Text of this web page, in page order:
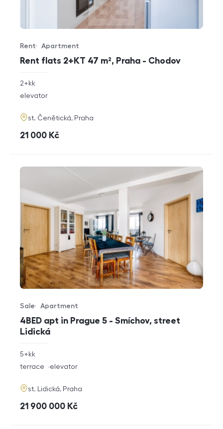
Rent flats 2+KT 47 m², Praha - Chodov
Offer type
Rent
Property type
Apartment
rozměry
2+kk
funkce
elevator
adresa
st. Čenětická, Praha
cena
21 000 Kč
4BED apt in Prague 5 - Smíchov, street
Lidická
Offer type
Sale
Property type
Apartment
rozměry
disposition
5+kk
funkce
terrace elevator
adresa
st. Lidická, Praha
cena
21 900 000 Kč